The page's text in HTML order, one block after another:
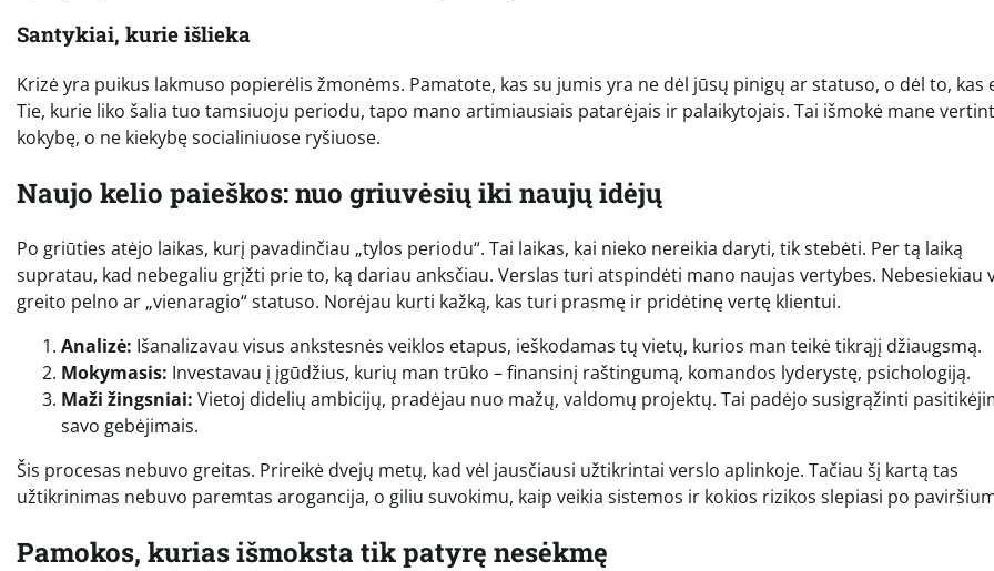
Santykiai, kurie išlieka
Krizė yra puikus lakmuso popierėlis žmonėms. Pamatote, kas su jumis yra ne dėl jūsų pinigų ar statuso, o dėl to, kas
Tie, kurie liko šalia tuo tamsiuoju periodu, tapo mano artimiausiais patarėjais ir palaikytojais. Tai išmokė mane
kokybę, o ne kiekybę socialiniuose ryšiuose.
Naujo kelio paieškos: nuo griuvėsių iki naujų idėjų
Po griūties atėjo laikas, kurį pavadinčiau „tylos periodu“. Tai laikas, kai nieko nereikia daryti, tik stebėti. Per tą laiką
supratau, kad nebegaliu grįžti prie to, ką dariau anksčiau. Verslas turi atspindėti mano naujas vertybes. Nebesiekiau
greito pelno ar „vienaragio“ statuso. Norėjau kurti kažką, kas turi prasmę ir pridėtinę vertę klientui.
Analizė: Išanalizavau visus ankstesnės veiklos etapus, ieškodamas tų vietų, kurios man teikė tikrąjį džiaugsmą.
Mokymasis: Investavau į įgūdžius, kurių man trūko – finansinį raštingumą, komandos lyderystę, psichologiją.
Maži žingsniai: Vietoj didelių ambicijų, pradėjau nuo mažų, valdomų projektų. Tai padėjo susigrąžinti
savo gebėjimais.
Šis procesas nebuvo greitas. Prireikė dvejų metų, kad vėl jausčiausi užtikrintai verslo aplinkoje. Tačiau šį kartą tas
užtikrinimas nebuvo paremtas arogancija, o giliu suvokimu, kaip veikia sistemos ir kokios rizikos slepiasi po
Pamokos, kurias išmoksta tik patyrę nesėkmę